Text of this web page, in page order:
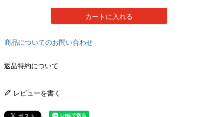
カートに入れる
商品についてのお問い合わせ
返品特約について
レビューを書く